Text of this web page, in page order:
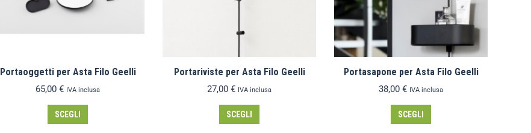
Portaoggetti per Asta Filo Geelli
65,00 € IVA inclusa
SCEGLI
Portariviste per Asta Filo Geelli
27,00 € IVA inclusa
SCEGLI
Portasapone per Asta Filo Geelli
38,00 € IVA inclusa
SCEGLI